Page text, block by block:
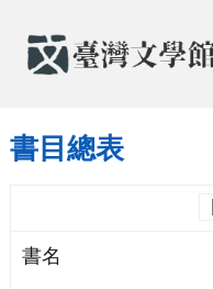
書目總表
書名